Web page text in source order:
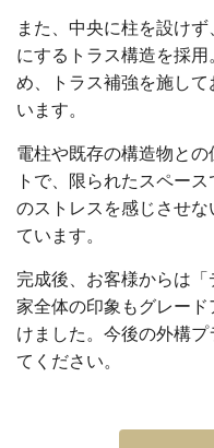
また、中央に柱を設け
にするトラス構造を採
め、トラス補強を施し
います。
電柱や既存の構造物と
トで、限られたスペー
のストレスを感じさせ
ています。
完成後、お客様からは「
家全体の印象もグレー
けました。今後の外構
てください。